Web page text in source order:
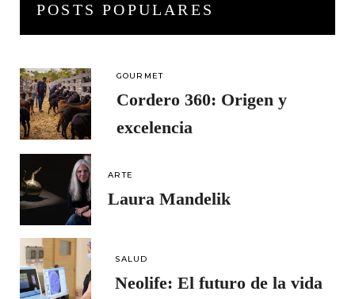
POSTS POPULARES
GOURMET
Cordero 360: Origen y
excelencia
ARTE
Laura Mandelik
SALUD
Neolife: El futuro de la vida